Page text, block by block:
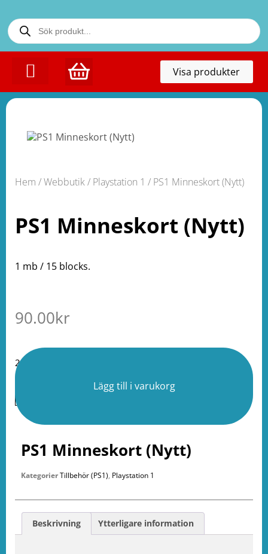
Visa produkter
Hem /Webbutik/ Playstation 1 / PS1 Minneskort (Nytt)
PS1 Minneskort (Nytt)
1 mb / 15 blocks.
90.00kr
24 i lager
Lägg till i varukorg
PS1 Minneskort (Nytt)
KategorierTillbehör (PS1), Playstation 1
Beskrivning Ytterligare information